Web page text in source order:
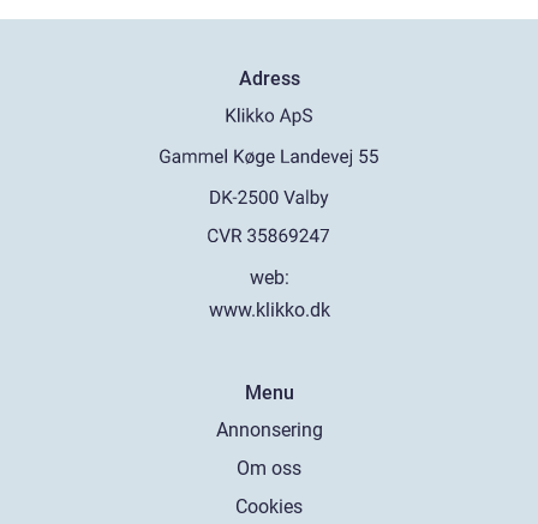
Adress
web:
www.klikko.dk
Menu
Annonsering
Om oss
Cookies